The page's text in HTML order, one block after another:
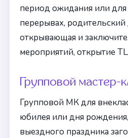
период ожидания или для
перерывах, родительский
открывающая и
мероприятий, открытие
Групповой мастер-
Групповой МК для
юбилея или дня
выездного праздника